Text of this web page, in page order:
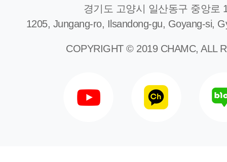
건강정보
[인스타그램] 낮에는 암
언
[
'
경기도 고양시 일산동구 중앙로
1205, Jungang-ro, Ilsandong-gu, Goyang-si,
COPYRIGHT © 2019 CHAMC, ALL